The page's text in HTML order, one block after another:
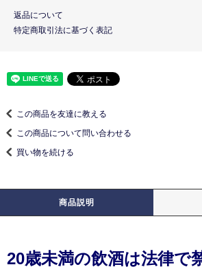
返品について
特定商取引法に基づく表記
この商品を友達に教える
この商品について問い合わせる
買い物を続ける
商品説明
20歳未満の飲酒は法律で